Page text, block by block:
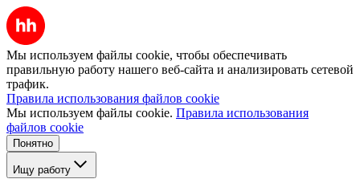
Мы используем файлы cookie, чтобы обеспечивать
правильную работу нашего веб-сайта и анализировать сетевой
трафик.
Правила использования файлов cookie
Мы используем файлы cookie. Правила использования
файлов cookie
Понятно
Ищу работу